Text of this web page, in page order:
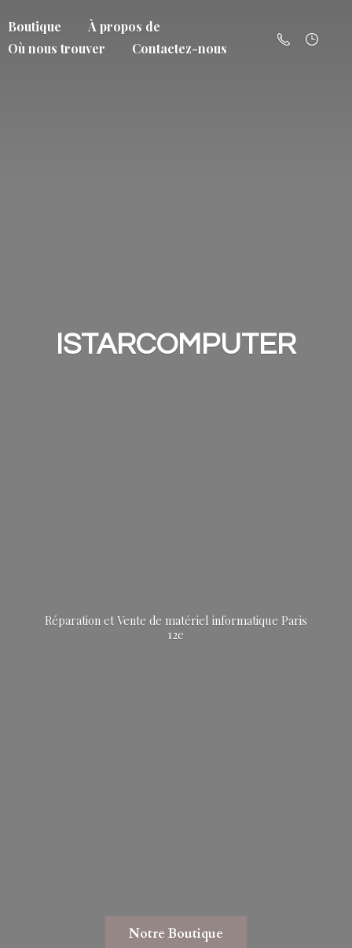
Boutique
À propos de
Où nous trouver
Contactez-nous
ISTARCOMPUTER
Réparation et Vente de matériel informatique Paris
12e
Notre Boutique